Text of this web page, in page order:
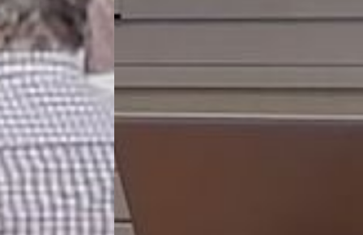
EN SAVOIR PLUS